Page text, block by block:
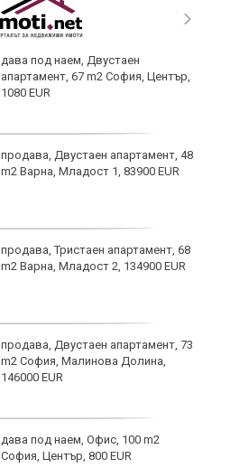
дава под наем, Двустаен
апартамент, 67 m2 София, Център,
1080 EUR
продава, Двустаен апартамент, 48
m2 Варна, Младост 1, 83900 EUR
продава, Тристаен апартамент, 68
m2 Варна, Младост 2, 134900 EUR
продава, Двустаен апартамент, 73
m2 София, Малинова Долина,
146000 EUR
дава под наем, Офис, 100 m2
София, Център, 800 EUR